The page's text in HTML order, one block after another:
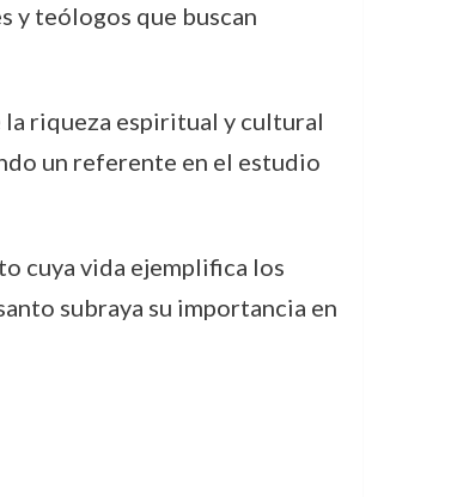
y teólogos que buscan
la riqueza espiritual y cultural
un referente en el estudio
cuya vida ejemplifica los
subraya su importancia en